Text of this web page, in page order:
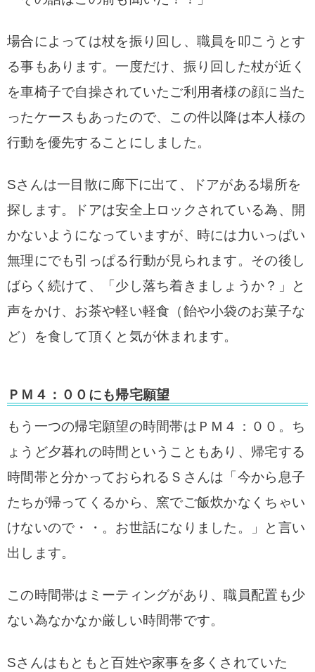
場合によっては杖を振り回し、職員を叩こうとす
る事もあります。一度だけ、 振り回した杖が近く
を車椅子で自操されていたご利用者様の顔に当た
ったケースもあったので、この件以降は本人様の
行動を優先することにしました。
Sさんは一目散に廊下に出て、ドアがある場所を
探します。ドアは安全上ロックされている為、開
かないようになっていますが、時には力いっぱい
無理にでも引っぱる行動が見られます。その後し
ばらく続けて、「少し落ち着きましょうか？」と
声をかけ、お茶や軽い軽食（飴や小袋のお菓子な
ど）を食して頂くと気が休まれます。
ＰＭ４：００にも帰宅願望
もう一つの帰宅願望の時間帯はＰＭ４：００。ち
ょうど夕暮れの時間ということもあり、帰宅する
時間帯と分かっておられるＳさんは「今から息子
たちが帰ってくるから、窯でご飯炊かなくちゃい
けないので・・。お世話になりました。」と言い
出します。
この時間帯はミーティングがあり、職員配置も少
ない為なかなか厳しい時間帯です。
Sさんはもともと百姓や家事を多くされていた